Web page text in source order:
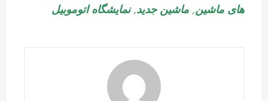
های ماشین, ماشین جدید,نمایشگاه اتوموبیل